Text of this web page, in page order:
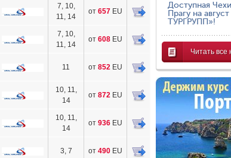
7, 10,
11, 14
от 657 EU
7, 10,
11, 14
от 608 EU
11 от 852 EU
10, 11,
14
от 872 EU
10, 11,
14
от 936 EU
3, 7 от 490 EU
Доступная
Прагу на
ТУРГРУПП»!
Читать все